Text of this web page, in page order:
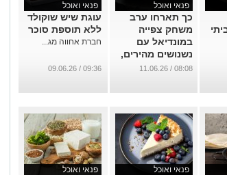
פנאי ואוכל
כך תארחו ערב
משחק צפייה
במונדיאל עם
נשנושים מהירים,
טעימים ומלאי
...
08:08 / 11.06.26
פנאי ואוכל
עוגת שיש שוקולד
ללא תוספת סוכר
חברת אחווה מג...
09:36 / 09.06.26
פנאי ואוכל פנאי ואוכל